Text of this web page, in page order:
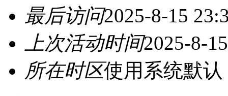
最后访问2025-8-15
上次活动时间2025-8-
所在时区使用系统默认